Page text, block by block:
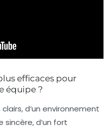
efficaces pour
équipe ?
d’un environnement
sincère, d’un fort